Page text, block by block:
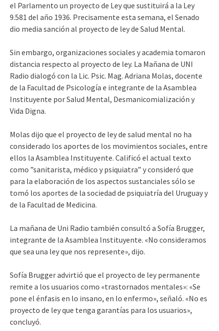
el Parlamento un proyecto de Ley que sustituirá a la Ley
9.581 del año 1936. Precisamente esta semana, el Senado
dio media sanción al proyecto de ley de Salud Mental.
Sin embargo, organizaciones sociales y academia tomaron
distancia respecto al proyecto de ley. La Mañana de UNI
Radio dialogó con la Lic. Psic. Mag. Adriana Molas, docente
de la Facultad de Psicología e integrante de la Asamblea
Instituyente por Salud Mental, Desmanicomialización y
Vida Digna.
Molas dijo que el proyecto de ley de salud mental no ha
considerado los aportes de los movimientos sociales, entre
ellos la Asamblea Instituyente. Calificó el actual texto
como ”sanitarista, médico y psiquiatra” y consideró que
para la elaboración de los aspectos sustanciales sólo se
tomó los aportes de la sociedad de psiquiatría del Uruguay y
de la Facultad de Medicina.
La mañana de Uni Radio también consultó a Sofía Brugger,
integrante de la Asamblea Instituyente. «No consideramos
que sea una ley que nos represente», dijo.
Sofía Brugger advirtió que el proyecto de ley permanente
remite a los usuarios como «trastornados mentales»: «Se
pone el énfasis en lo insano, en lo enfermo», señaló. «No es
proyecto de ley que tenga garantías para los usuarios»,
concluyó.